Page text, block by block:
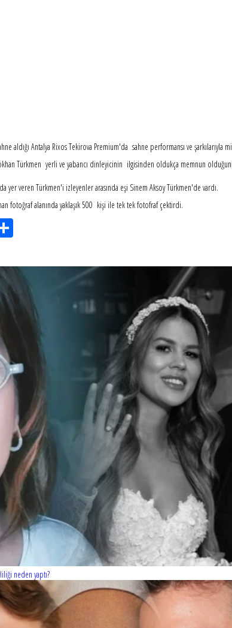
aldığı Antalya Rixos Tekirova Premium'da sahne performansı ve şarkılarıyla
Türkmen yerli ve yabancı dinleyicinin ilgisinden oldukça memnun
da yer veren Türkmen'i izleyenler arasında eşi Sinem Aksoy Türkmen'de vardı.
fotoğraf alanında yaklaşık 500 kişi ile tek tek fotofraf çektirdi.
Share
neden yaptı?